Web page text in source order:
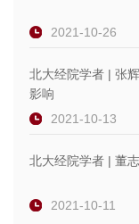
2021-10-26
北大经院学者 | 张
影响
2021-10-13
北大经院学者 | 董
2021-10-11